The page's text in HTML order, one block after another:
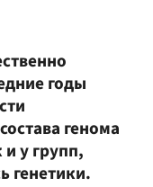
годы
генома
у групп,
генетики.